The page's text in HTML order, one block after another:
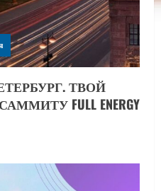
ТВОЙ
FULL ENERGY